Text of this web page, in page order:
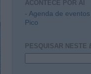
ACONTECE POR AÍ
- Agenda de
Pico
PESQUISAR NESTE